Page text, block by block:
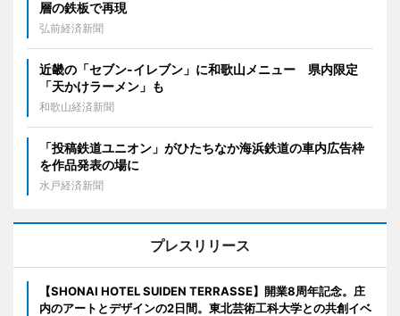
層の鉄板で再現
弘前経済新聞
近畿の「セブン-イレブン」に和歌山メニュー 県内限定
「天かけラーメン」も
和歌山経済新聞
「投稿鉄道ユニオン」がひたちなか海浜鉄道の車内広告枠
を作品発表の場に
水戸経済新聞
プレスリリース
【SHONAI HOTEL SUIDEN TERRASSE】開業8周年記念。庄
内のアートとデザインの2日間。東北芸術工科大学との共創イベ